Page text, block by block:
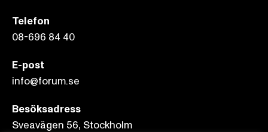
Telefon
08-696 84 40
E-post
info@forum.se
Besöksadress
Sveavägen 56, Stockholm